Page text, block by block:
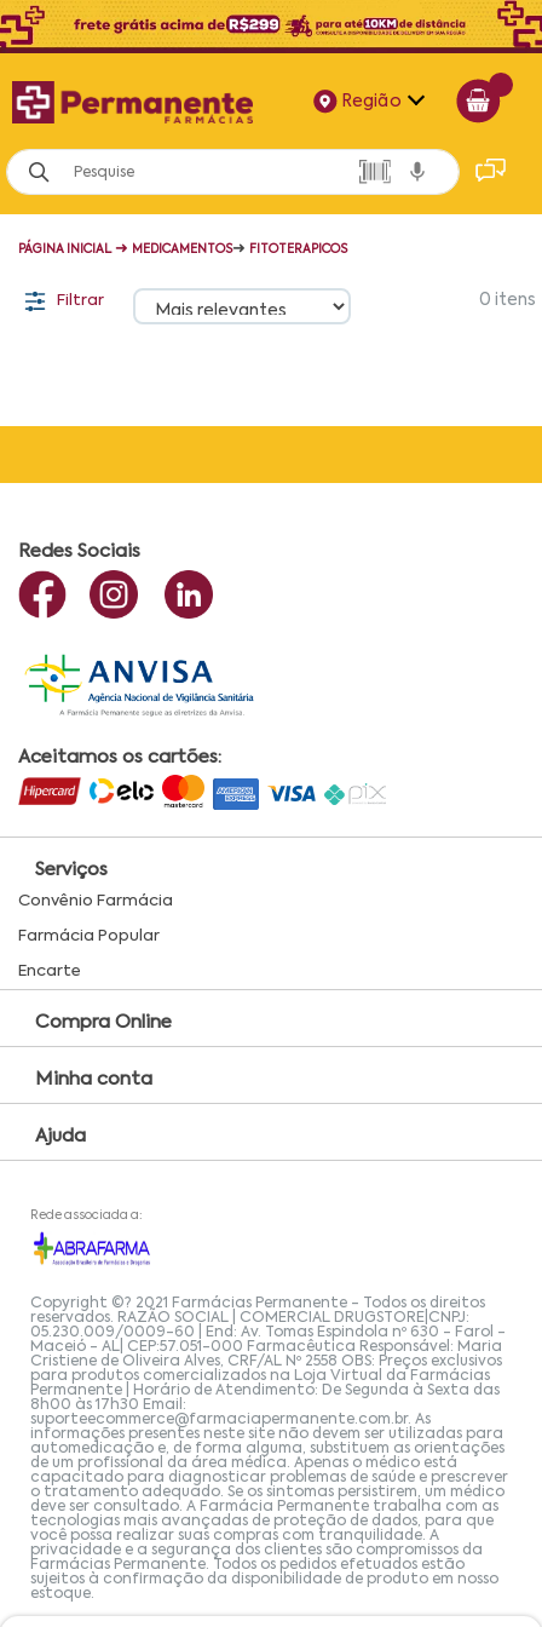
Região
Alagoas
Bahia
PÁGINA INICIAL ➜ MEDICAMENTOS➜ FITOTERAPICOS
Filtrar 0 itens
Redes Sociais
Aceitamos os cartões:
Serviços
Convênio Farmácia
Farmácia Popular
Encarte
Compra Online
Minha conta
Ajuda
Rede associada a:
Copyright ©? 2021 Farmácias Permanente - Todos os direitos
reservados. RAZÃO SOCIAL | COMERCIAL DRUGSTORE|CNPJ:
05.230.009/0009-60 | End: Av. Tomas Espindola nº 630 - Farol -
Maceió - AL| CEP:57.051-000 Farmacêutica Responsável: Maria
Cristiene de Oliveira Alves, CRF/AL Nº 2558 OBS: Preços exclusivos
para produtos comercializados na Loja Virtual da Farmácias
Permanente | Horário de Atendimento: De Segunda à Sexta das
8h00 às 17h30 Email:
suporteecommerce@farmaciapermanente.com.br. As
informações presentes neste site não devem ser utilizadas para
automedicação e, de forma alguma, substituem as orientações
de um profissional da área médica. Apenas o médico está
capacitado para diagnosticar problemas de saúde e prescrever
o tratamento adequado. Se os sintomas persistirem, um médico
deve ser consultado. A Farmácia Permanente trabalha com as
tecnologias mais avançadas de proteção de dados, para que
você possa realizar suas compras com tranquilidade. A
privacidade e a segurança dos clientes são compromissos da
Farmácias Permanente. Todos os pedidos efetuados estão
sujeitos à confirmação da disponibilidade de produto em nosso
estoque.